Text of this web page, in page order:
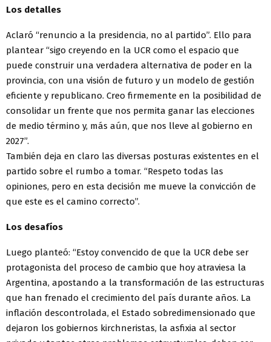
Los detalles
Aclaró “renuncio a la presidencia, no al partido”. Ello para
plantear “sigo creyendo en la UCR como el espacio que
puede construir una verdadera alternativa de poder en la
provincia, con una visión de futuro y un modelo de gestión
eficiente y republicano. Creo firmemente en la posibilidad de
consolidar un frente que nos permita ganar las elecciones
de medio término y, más aún, que nos lleve al gobierno en
2027”.
También deja en claro las diversas posturas existentes en el
partido sobre el rumbo a tomar. “Respeto todas las
opiniones, pero en esta decisión me mueve la convicción de
que este es el camino correcto”.
Los desafíos
Luego planteó: “Estoy convencido de que la UCR debe ser
protagonista del proceso de cambio que hoy atraviesa la
Argentina, apostando a la transformación de las estructuras
que han frenado el crecimiento del país durante años. La
inflación descontrolada, el Estado sobredimensionado que
dejaron los gobiernos kirchneristas, la asfixia al sector